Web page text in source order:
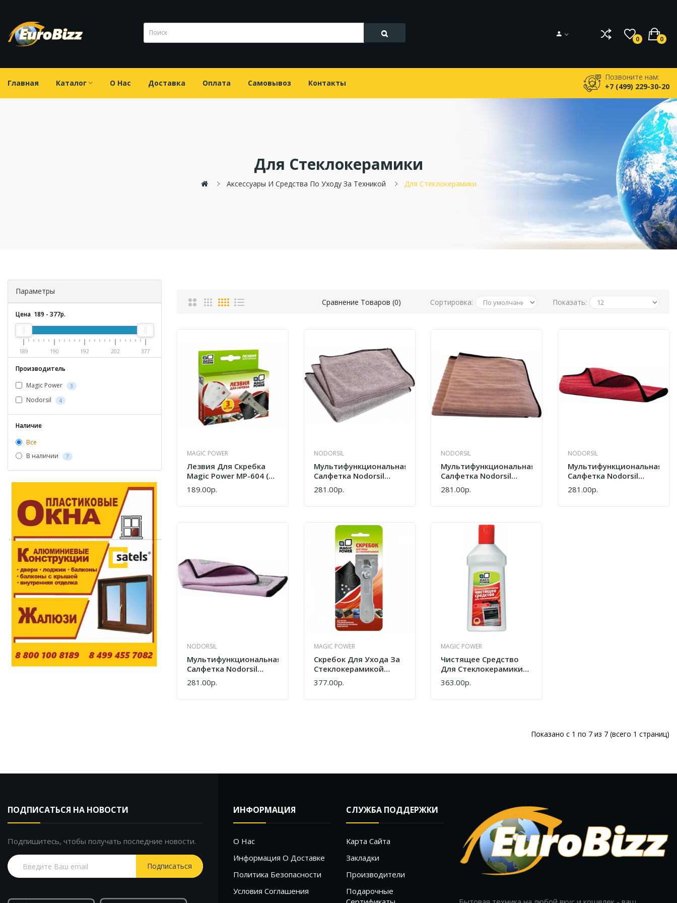
0 0
Главная Каталог О Нас Доставка Оплата Самовывоз Контакты
Позвоните нам:
+7 (499) 229-30-20
Для Стеклокерамики
Аксессуары И Средства По Уходу За Техникой Для Стеклокерамики
Параметры
Цена 189 - 377р.
189 190 192 202 377
Производитель
Magic Power
3
Nodorsil 4
Наличие
Все
В наличии
7
Сравнение Товаров (0) Сортировка: Показать:
MAGIC POWER
Лезвия Для Скребка
Magic Power MP-604 (3
Шт.)
189.00р.
КУПИТЬ
NODORSIL
Мультифункциональная
Салфетка Nodorsil
HAU810
281.00р.
КУПИТЬ
NODORSIL
Мультифункциональная
Салфетка Nodorsil
HAU811
281.00р.
КУПИТЬ
NODORSIL
Мультифункциональная
Салфетка Nodorsil
HAU812
281.00р.
КУПИТЬ
NODORSIL
Мультифункциональная
Салфетка Nodorsil
HAU814
281.00р.
КУПИТЬ
MAGIC POWER
Скребок Для Ухода За
Стеклокерамикой
Magic Power MP-603
377.00р.
КУПИТЬ
MAGIC POWER
Чистящее Средство
Для Стеклокерамики
Magic Power MP-015
363.00р.
КУПИТЬ
Показано с 1 по 7 из 7 (всего 1 страниц)
ПОДПИСАТЬСЯ НА НОВОСТИ
Подпишитесь, чтобы получать последние новости.
Подписаться
ИНФОРМАЦИЯ
О Нас
Информация О Доставке
Политика Безопасности
Условия Соглашения
СЛУЖБА ПОДДЕРЖКИ
Карта Сайта
Закладки
Производители
Подарочные